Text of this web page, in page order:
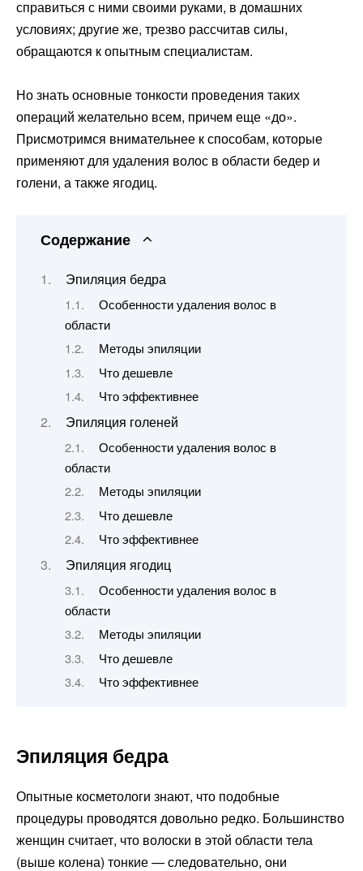
справиться с ними своими руками, в домашних
условиях; другие же, трезво рассчитав силы,
обращаются к опытным специалистам.
Но знать основные тонкости проведения таких
операций желательно всем, причем еще «до».
Присмотримся внимательнее к способам, которые
применяют для удаления волос в области бедер и
голени, а также ягодиц.
Содержание
Эпиляция бедра
Особенности удаления волос в
области
Методы эпиляции
Что дешевле
Что эффективнее
Эпиляция голеней
Особенности удаления волос в
области
Методы эпиляции
Что дешевле
Что эффективнее
Эпиляция ягодиц
Особенности удаления волос в
области
Методы эпиляции
Что дешевле
Что эффективнее
Эпиляция бедра
Опытные косметологи знают, что подобные
процедуры проводятся довольно редко. Большинство
женщин считает, что волоски в этой области тела
(выше колена) тонкие — следовательно, они